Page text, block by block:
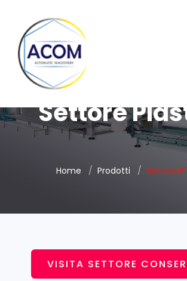
Settore
Home Prodotti Settore
VISITA SETTORE